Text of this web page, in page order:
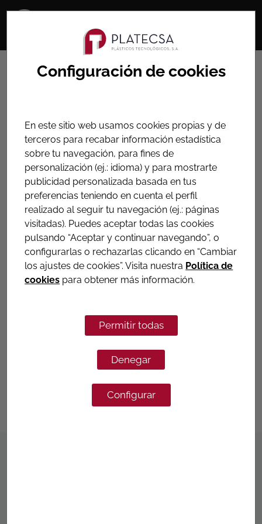
Configuración de cookies
En este sitio web usamos cookies propias y de
terceros para recabar información estadística
sobre tu navegación, para fines de
personalización (ej.: idioma) y para mostrarte
publicidad personalizada basada en tus
preferencias teniendo en cuenta el perfil
realizado al seguir tu navegación (ej.: páginas
visitadas). Puedes aceptar todas las cookies
pulsando “Aceptar y continuar navegando”, o
configurarlas o rechazarlas clicando en “Cambiar
los ajustes de cookies”. Visita nuestra Política de
cookies para obtener más información.
Permitir todas
Denegar
Configurar
PRODUCTOS
ACCESORIOS PARA DERIVACIÓN DE TUBERIAS
Collarín de toma salida
brida
Collarín para realizar derivaciones en tuberías de
materiales rígidos o plásticos a una salida embridada
Collarines de toma RHO con
abrazadera gomada
Ver datos técnicos
R-594-G
COLLARIN DE TOMA BRIDA,
ABRAZADERAS ROSCADAS
Más informacion